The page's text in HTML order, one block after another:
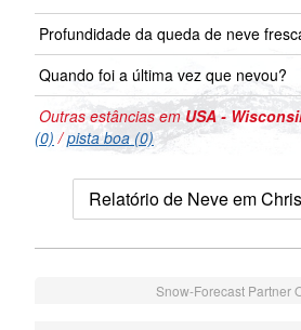
Profundidade da queda de neve
Quando foi a última vez que nevou?
Outras estâncias emUSA -
(0) /pista boa (0)
Relatório de Neve em
Snow-Forecast Partner